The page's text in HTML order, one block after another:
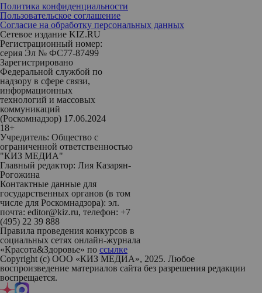
Политика конфиденциальности
Пользовательское соглашение
Согласие на обработку персональных данных
Сетевое издание KIZ.RU
Регистрационный номер:
серия Эл № ФС77-87499
Зарегистрировано
Федеральной службой по
надзору в сфере связи,
информационных
технологий и массовых
коммуникаций
(Роскомнадзор) 17.06.2024
18+
Учредитель: Общество с
ограниченной ответственностью
"КИЗ МЕДИА"
Главный редактор: Лия Казарян-
Рогожина
Контактные данные для
государственных органов (в том
числе для Роскомнадзора): эл.
почта: editor@kiz.ru, телефон: +7
(495) 22 39 888
Правила проведения конкурсов в
социальных сетях онлайн-журнала
«Красота&Здоровье» по ссылке
Copyright (с) ООО «КИЗ МЕДИА», 2025. Любое
воспроизведение материалов сайта без разрешения редакции
воспрещается.